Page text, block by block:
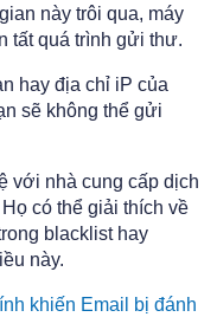
này trôi qua, máy
tất quá trình gửi thư.
hay địa chỉ iP của
sẽ không thể gửi
với nhà cung cấp dịch
có thể giải thích về
blacklist hay
này.
khiến Email bị đánh